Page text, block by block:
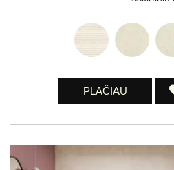
PLAČIAU